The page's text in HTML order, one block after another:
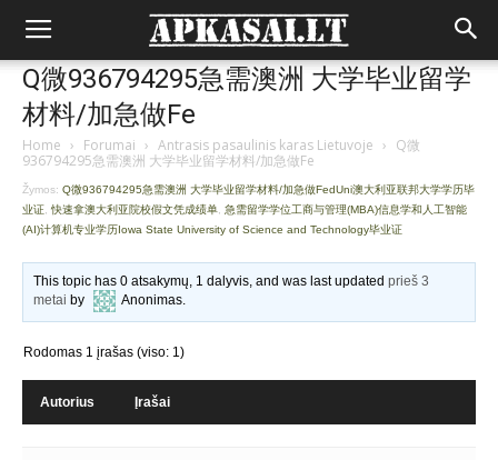
Q微936794295急需澳洲 大学毕业留学
材料/加急做Fe
Home › Forumai › Antrasis pasaulinis karas Lietuvoje › Q微
936794295急需澳洲 大学毕业留学材料/加急做Fe
Žymos: Q微936794295急需澳洲 大学毕业留学材料/加急做FedUni澳大利亚联邦大学学历毕
业证 快速拿澳大利亚院校假文凭成绩单 急需留学学位工商与管理(MBA)信息学和人工智能
(AI)计算机专业学历Iowa State University of Science and Technology毕业证
This topic has 0 atsakymų, 1 dalyvis, and was last updatedprieš 3
metai by Anonimas.
Rodomas 1 įrašas (viso: 1)
Autorius Įrašai